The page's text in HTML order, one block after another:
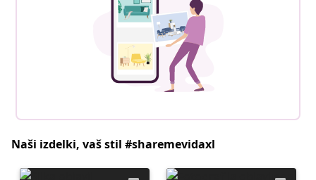
Naši izdelki, vaš stil #sharemevidaxl